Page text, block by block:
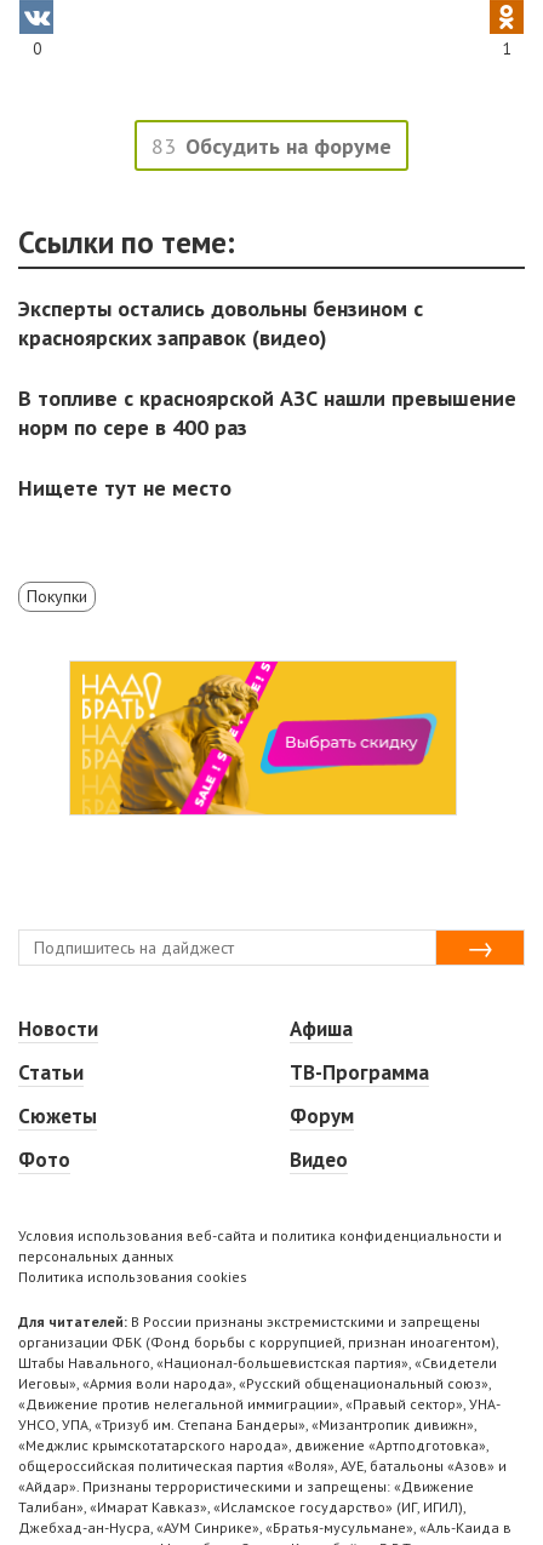
0 1
83 Обсудить на форуме
Ссылки по теме:
Эксперты остались довольны бензином с
красноярских заправок (видео)
В топливе с красноярской АЗС нашли превышение
норм по сере в 400 раз
Нищете тут не место
Покупки
Новости
Статьи
Сюжеты
Фото
Афиша
ТВ-Программа
Форум
Видео
Условия использования веб-сайта и политика конфиденциальности и
персональных данных
Политика использования cookies
Для читателей: В России признаны экстремистскими и запрещены
организации ФБК (Фонд борьбы с коррупцией, признан иноагентом),
Штабы Навального, «Национал-большевистская партия», «Свидетели
Иеговы», «Армия воли народа», «Русский общенациональный союз»,
«Движение против нелегальной иммиграции», «Правый сектор», УНА-
УНСО, УПА, «Тризуб им. Степана Бандеры», «Мизантропик дивижн»,
«Меджлис крымскотатарского народа», движение «Артподготовка»,
общероссийская политическая партия «Воля», АУЕ, батальоны «Азов» и
«Айдар». Признаны террористическими и запрещены: «Движение
Талибан», «Имарат Кавказ», «Исламское государство» (ИГ, ИГИЛ),
Джебхад-ан-Нусра, «АУМ Синрике», «Братья-мусульмане», «Аль-Каида в